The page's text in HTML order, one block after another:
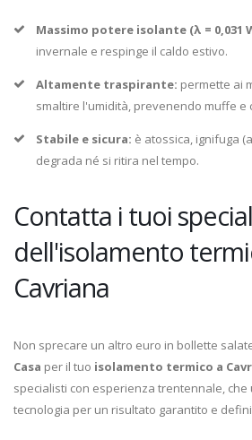
Massimo potere isolante (λ = 0,031
invernale e respinge il caldo estivo.
Altamente traspirante: permette ai
smaltire l'umidità, prevenendo muffe e
Stabile e sicura: è atossica, ignifuga
degrada né si ritira nel tempo.
Contatta i tuoi
dell'isolamento
Cavriana
Non sprecare un altro euro in bollette
Casa per il tuo isolamento termico a
specialisti con esperienza trentennale, che
tecnologia per un risultato garantito e